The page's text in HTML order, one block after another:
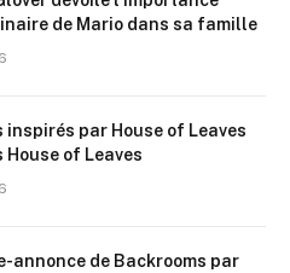
de Mario dans sa famille
inspirés par House of Leaves
House of Leaves
annonce de Backrooms par